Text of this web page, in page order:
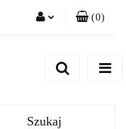
Zgody cookies
(0)
Szukaj